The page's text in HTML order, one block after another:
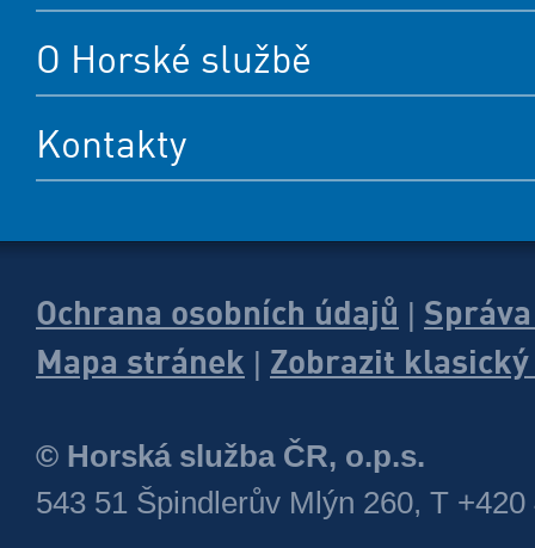
O Horské službě
Kontakty
Ochrana osobních údajů
Mapa stránek
Zobrazit
© Horská služba ČR, o.p.s.
543 51 Špindlerův Mlýn 260, T +420